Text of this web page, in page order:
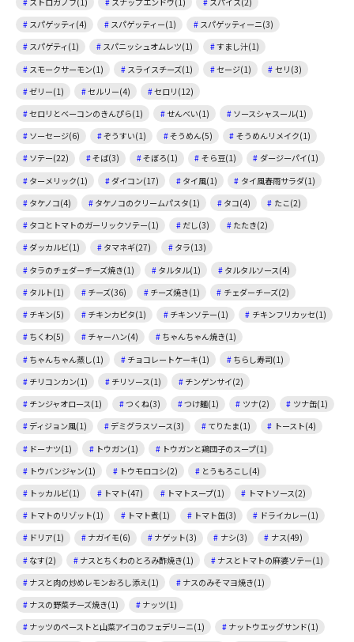
スパゲッティ(4)
スパゲッティー(1)
スパゲッティーニ(3)
スパゲティ(1)
スパニッシュオムレツ(1)
すまし汁(1)
スモークサーモン(1)
スライスチーズ(1) セージ(1)
セリ(3)
ゼリー(1)
セルリー(4)
セロリ(12)
セロリとベーコンのきんぴら(1)
せんべい(1)
ソースシャスール(1)
ソーセージ(6)
ぞうすい(1) そうめん(5)
そうめんリメイク(1)
ソテー(22)
そば(3) そぼろ(1) そら豆(1)
ダージーパイ(1)
ターメリック(1)
ダイコン(17) タイ風(1)
タイ風春雨サラダ(1)
タケノコ(4)
タケノコのクリームパスタ(1) タコ(4)
たこ(2)
タコとトマトのガーリックソテー(1)
だし(3)
たたき(2)
ダッカルビ(1)
タマネギ(27)
タラ(13)
タラのチェダーチーズ焼き(1)
タルタル(1)
タルタルソース(4)
タルト(1)
チーズ(36) チーズ焼き(1)
チェダーチーズ(2)
チキン(5)
チキンカピタ(1) チキンソテー(1)
チキンフリカッセ(1)
ちくわ(5)
チャーハン(4)
ちゃんちゃん焼き(1)
ちゃんちゃん蒸し(1)
チョコレートケーキ(1)
ちらし寿司(1)
チリコンカン(1)
チリソース(1)
チンゲンサイ(2)
チンジャオロース(1)
つくね(3) つけ麺(1) ツナ(2)
ツナ缶(1)
ディジョン風(1)
デミグラスソース(3) てりたま(1)
トースト(4)
ドーナツ(1)
トウガン(1)
トウガンと鶏団子のスープ(1)
トウバンジャン(1)
トウモロコシ(2)
とうもろこし(4)
トッカルビ(1)
トマト(47) トマトスープ(1)
トマトソース(2)
トマトのリゾット(1)
トマト煮(1) トマト缶(3)
ドライカレー(1)
ドリア(1)
ナガイモ(6) ナゲット(3) ナシ(3)
ナス(49)
なす(2)
ナスとちくわのとろみ酢焼き(1)
ナスとトマトの麻婆ソテー(1)
ナスと肉の炒めレモンおろし添え(1)
ナスのみそマヨ焼き(1)
ナスの野菜チーズ焼き(1)
ナッツ(1)
ナッツのペーストと山菜アイコのフェデリーニ(1)
ナットウエッグサンド(1)